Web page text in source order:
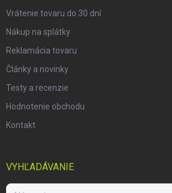
Vrátenie tovaru do 30 dní
Nákup na splátky
Reklamácia tovaru
Články a novinky
Testy a recenzie
Hodnotenie obchodu
Kontakt
VYHĽADÁVANIE